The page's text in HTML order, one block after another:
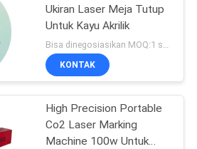
108
Ukiran Laser Meja Tutup
Untuk Kayu Akrilik
Bisa dinegosiasikan MOQ:1 set Mesin ini
KONTAK
High Precision Portable
Co2 Laser Marking
Machine 100w Untuk